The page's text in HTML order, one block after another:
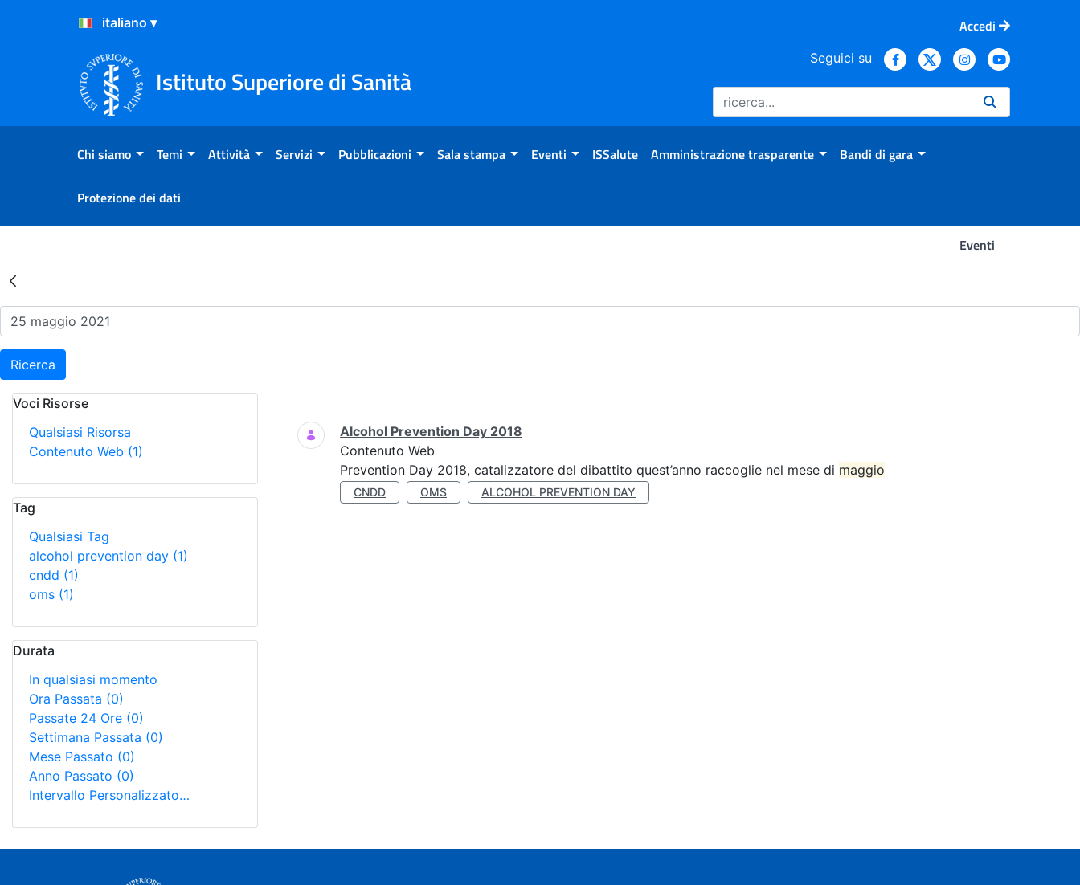
Salta al Contenuto
Salta al Footer
Accedi
Istituto Superiore di Sanità
Seguici su
Chi siamo Temi Attività Servizi Pubblicazioni Sala stampa Eventi ISSalute Amministrazione trasparente Bandi di gara
Protezione dei dati
Eventi
Risultati della Ricerca - Eventi
Ricerca
Voci Risorse
Qualsiasi Risorsa
Contenuto Web (1)
Tag
Qualsiasi Tag
alcohol prevention day (1)
cndd (1)
oms (1)
Durata
In qualsiasi momento
Ora Passata (0)
Passate 24 Ore (0)
Settimana Passata (0)
Mese Passato (0)
Anno Passato (0)
Intervallo Personalizzato…
Ricerca
Alcohol Prevention Day 2018
Contenuto Web
Prevention Day 2018, catalizzatore del dibattito quest’anno raccoglie nel mese di maggio
CNDD OMS ALCOHOL PREVENTION DAY